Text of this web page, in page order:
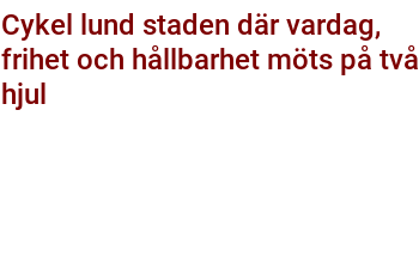
Cykel lund staden där vardag,
frihet och hållbarhet möts på två
hjul